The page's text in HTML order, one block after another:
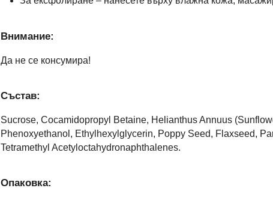
Внимание:
Да не се консумира!
Състав:
Sucrose, Cocamidopropyl Betaine, Helianthus Annuus
Phenoxyethanol, Ethylhexylglycerin, Poppy Seed, Flaxseed,
Tetramethyl Acetyloctahydronaphthalenes.
Опаковка: